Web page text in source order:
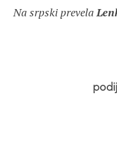
Na srpski prevela